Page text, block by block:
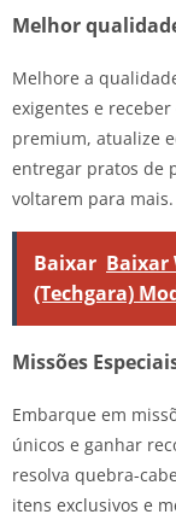
Melhor
Melhore a
exigentes e
premium, atualize
entregar pratos de
voltarem para mais.
Baixar Baixar
(Techgara)
Missões
Embarque em
únicos e ganhar
resolva quebra-
itens exclusivos e